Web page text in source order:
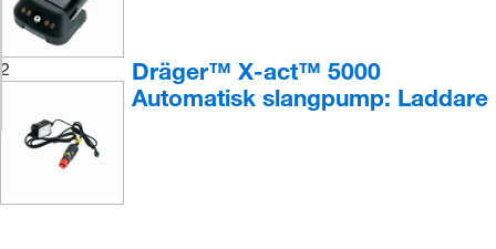
2
Dräger™ X-act™ 5000
Automatisk slangpump: Laddare